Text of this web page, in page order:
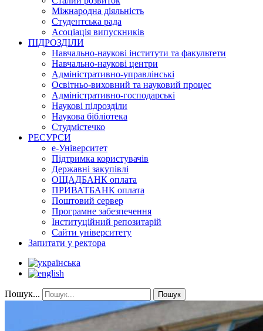
Міжнародна діяльність
Студентська рада
Асоціація випускників
ПІДРОЗДІЛИ
Навчально-наукові інститути та факультети
Навчально-наукові центри
Адміністративно-управлінські
Освітньо-виховний та науковий процес
Адміністративно-господарські
Наукові підрозділи
Наукова бібліотека
Студмістечко
РЕСУРСИ
е-Університет
Підтримка користувачів
Державні закупівлі
ОЩАДБАНК оплата
ПРИВАТБАНК оплата
Поштовий сервер
Програмне забезпечення
Інституційний репозитарій
Сайти університету
Запитати у ректора
Пошук... Пошук